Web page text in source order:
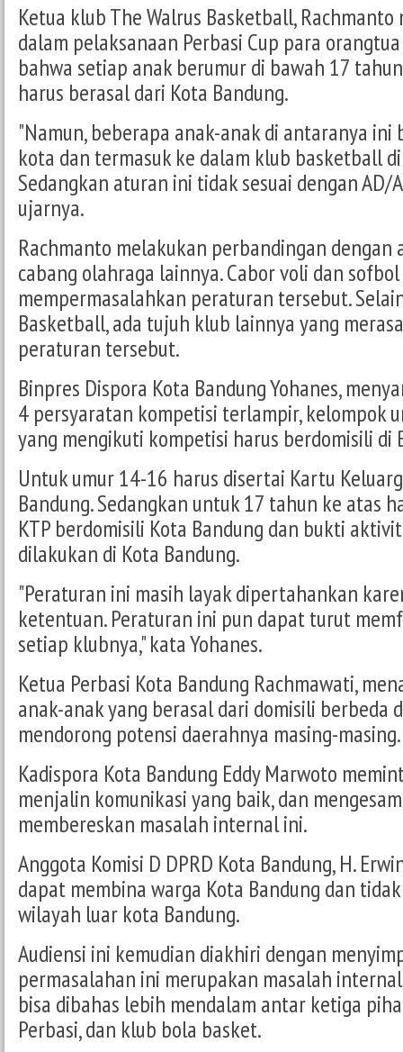
Ketua klub The Walrus Basketball, Rachmanto
dalam pelaksanaan Perbasi Cup para
bahwa setiap anak berumur di bawah 17
harus berasal dari Kota Bandung.
"Namun, beberapa anak-anak di antaranya
kota dan termasuk ke dalam klub basketball
Sedangkan aturan ini tidak sesuai dengan AD/
ujarnya.
Rachmanto melakukan perbandingan
cabang olahraga lainnya. Cabor voli dan
mempermasalahkan peraturan tersebut.
Basketball, ada tujuh klub lainnya yang
peraturan tersebut.
Binpres Dispora Kota Bandung Yohanes,
4 persyaratan kompetisi terlampir, kelompok
yang mengikuti kompetisi harus berdomisili di
Untuk umur 14-16 harus disertai Kartu
Bandung. Sedangkan untuk 17 tahun ke atas
KTP berdomisili Kota Bandung dan bukti
dilakukan di Kota Bandung.
"Peraturan ini masih layak dipertahankan
ketentuan. Peraturan ini pun dapat turut
setiap klubnya," kata Yohanes.
Ketua Perbasi Kota Bandung Rachmawati,
anak-anak yang berasal dari domisili berbeda
mendorong potensi daerahnya masing-masing.
Kadispora Kota Bandung Eddy Marwoto
menjalin komunikasi yang baik, dan
membereskan masalah internal ini.
Anggota Komisi D DPRD Kota Bandung, H.
dapat membina warga Kota Bandung dan
wilayah luar kota Bandung.
Audiensi ini kemudian diakhiri dengan
permasalahan ini merupakan masalah
bisa dibahas lebih mendalam antar ketiga
Perbasi, dan klub bola basket.